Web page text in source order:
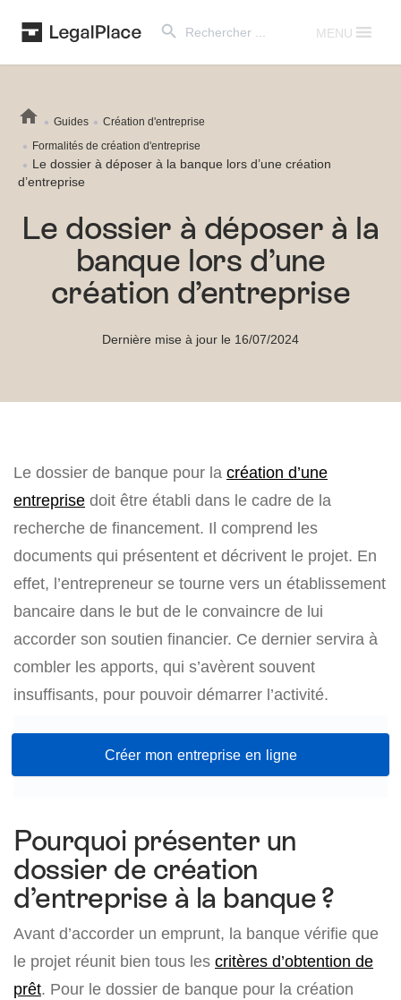
for:
MENU
Guides
Création d'entreprise
Formalités de création d'entreprise
Le dossier à déposer à la banque lors d’une création
d’entreprise
Le dossier à déposer à la
banque lors d’une
création d’entreprise
Dernière mise à jour le 16/07/2024
Le dossier de banque pour la création d’une
entreprise doit être établi dans le cadre de la
recherche de financement. Il comprend les
documents qui présentent et décrivent le projet. En
effet, l’entrepreneur se tourne vers un établissement
bancaire dans le but de le convaincre de lui
accorder son soutien financier. Ce dernier servira à
combler les apports, qui s’avèrent souvent
insuffisants, pour pouvoir démarrer l’activité.
Créer mon entreprise en ligne
Pourquoi présenter un
dossier de création
d’entreprise à la banque ?
Avant d’accorder un emprunt, la banque vérifie que
le projet réunit bien tous les critères d’obtention de
prêt. Pour le dossier de banque pour la création